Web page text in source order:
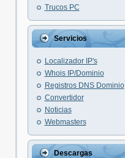
Trucos PC
Servicios
Localizador IP's
Whois IP/Dominio
Registros DNS Dominio
Convertidor
Noticias
Webmasters
Descargas